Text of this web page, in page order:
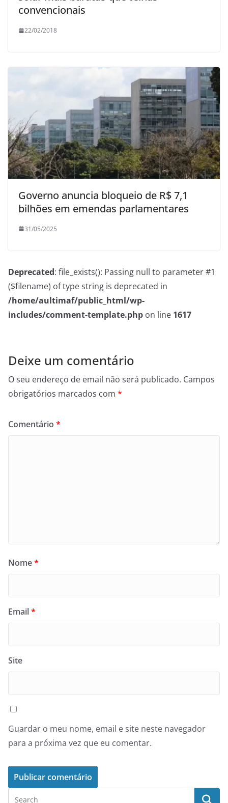
convencionais
22/02/2018
Governo anuncia bloqueio de R$ 7,1
bilhões em emendas parlamentares
31/05/2025
Deprecated: file_exists(): Passing null to parameter #1
($filename) of type string is deprecated in
/home/aultimaf/public_html/wp-
includes/comment-template.php on line 1617
Deixe um comentário
O seu endereço de email não será publicado. Campos
obrigatórios marcados com *
Comentário *
Nome*
Email*
Site
Guardar o meu nome, email e site neste navegador
para a próxima vez que eu comentar.